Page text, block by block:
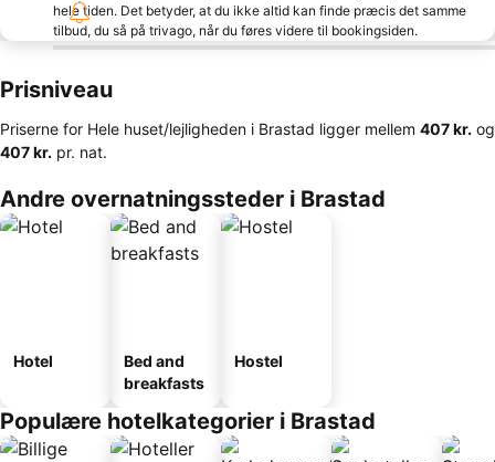
hele tiden. Det betyder, at du ikke altid kan finde præcis det samme
tilbud, du så på trivago, når du føres videre til bookingsiden.
Prisniveau
Priserne for Hele huset/lejligheden i Brastad ligger mellem ‎407 kr. og
‎407 kr. pr. nat.
Andre overnatningssteder i Brastad
Hotel
Bed and
breakfasts
Hostel
Populære hotelkategorier i Brastad